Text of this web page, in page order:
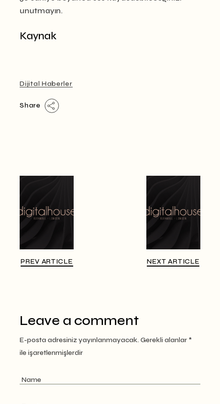
unutmayın.
Kaynak
Dijital Haberler
Share
PREV ARTICLE NEXT ARTICLE
Leave a comment
E-posta adresiniz yayınlanmayacak. Gerekli alanlar *
ile işaretlenmişlerdir